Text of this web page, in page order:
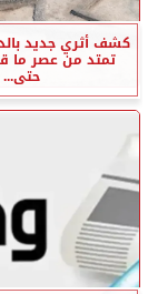
كشف أثري جديد
تمتد من عصر ما
حتى...